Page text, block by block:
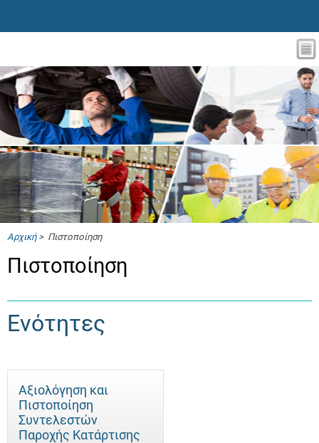
Αρχική> Πιστοποίηση
Πιστοποίηση
Ενότητες
Αξιολόγηση και
Πιστοποίηση
Συντελεστών
Παροχής Κατάρτισης